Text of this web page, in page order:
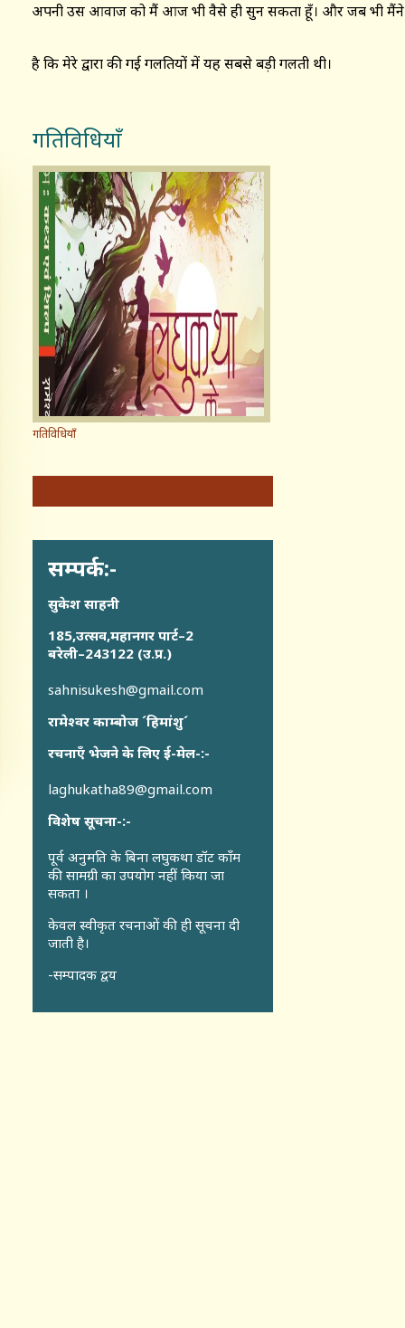
अपनी उस आवाज को मैं आज भी वैसे ही सुन सकता हूँ। और जब भी
है कि मेरे द्वारा की गई गलतियों में यह सबसे बड़ी गलती थी।
गतिविधियाँ
गतिविधियाँ
सम्पर्क:-
सुकेश साहनी
185,उत्सव,महानगर पार्ट–2
बरेली–243122 (उ.प्र.)
sahnisukesh@gmail.com
रामेश्वर काम्बोज ´हिमांशु´
रचनाएँ भेजने के लिए ई-मेल-:-
laghukatha89@gmail.com
विशेष सूचना-:-
पूर्व अनुमति के बिना लघुकथा डॉट कॉंम
की सामग्री का उपयोग नहीं किया जा
सकता ।
केवल स्वीकृत रचनाओं की ही सूचना दी
जाती है।
-सम्पादक द्वय